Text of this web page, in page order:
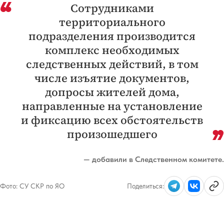
Сотрудниками
территориального
подразделения производится
комплекс необходимых
следственных действий, в том
числе изъятие документов,
допросы жителей дома,
направленные на установление
и фиксацию всех обстоятельств
произошедшего
— добавили в Следственном комитете.
Фото: СУ СКР по ЯО Поделиться: